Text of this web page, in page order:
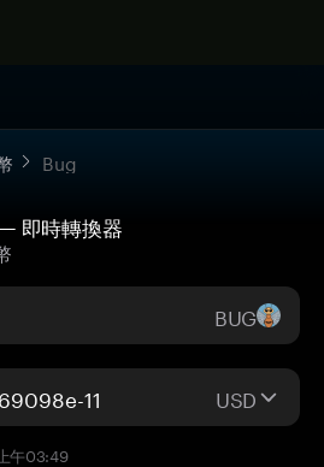
Bug
即時轉換器
BUG
USD
午03:49